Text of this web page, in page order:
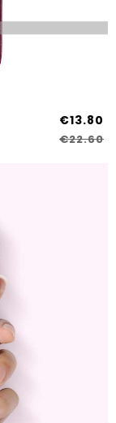
€13.80
€22.60